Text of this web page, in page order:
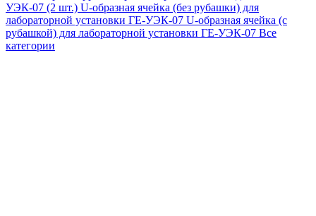
УЭК-07 (2 шт.) U-образная ячейка (без рубашки) для
лабораторной установки ГЕ-УЭК-07 U-образная ячейка (с
рубашкой) для лабораторной установки ГЕ-УЭК-07 Все
категории